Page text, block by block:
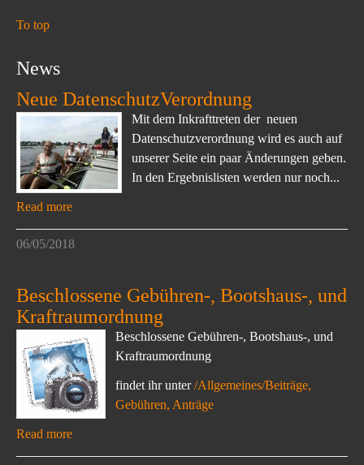
To top
News
Neue DatenschutzVerordnung
Mit dem Inkrafttreten der neuen
Datenschutzverordnung wird es auch auf
unserer Seite ein paar Änderungen geben.
In den Ergebnislisten werden nur noch...
Read more
06/05/2018
Beschlossene Gebühren-, Bootshaus-, und
Kraftraumordnung
Beschlossene Gebühren-, Bootshaus-, und
Kraftraumordnung
findet ihr unter/Allgemeines/Beiträge,
Gebühren, Anträge
Read more